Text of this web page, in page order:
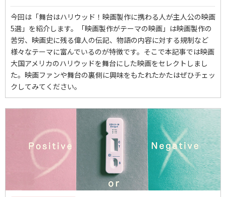
今回は「舞台はハリウッド！映画製作に携わる人が主人公の映画
5選」を紹介します。「映画製作がテーマの映画」は映画製作の
苦労、映画史に残る偉人の伝記、物語の内容に対する規制など
様々なテーマに富んでいるのが特徴です。そこで本記事では映画
大国アメリカのハリウッドを舞台にした映画をセレクトしまし
た。映画ファンや舞台の裏側に興味をもたれたかたはぜひチェッ
クしてみてください。